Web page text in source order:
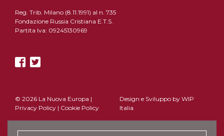
Reg. Trib. Milano (8.11.1991) al n. 735
Fondazione Russia Cristiana E.T.S.
Partita Iva: 09245130969
© 2026 La Nuova Europa |
Privacy Policy | Cookie Policy
Design e Sviluppo by WIP
Italia